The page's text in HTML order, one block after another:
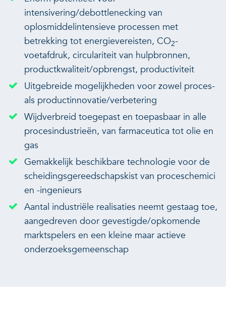
intensivering/debottlenecking van
oplosmiddelintensieve processen met
betrekking tot energievereisten, CO2-
voetafdruk, circulariteit van hulpbronnen,
productkwaliteit/opbrengst, productiviteit
Uitgebreide mogelijkheden voor zowel proces-
als productinnovatie/verbetering
Wijdverbreid toegepast en toepasbaar in alle
procesindustrieën, van farmaceutica tot olie en
gas
Gemakkelijk beschikbare technologie voor de
scheidingsgereedschapskist van proceschemici
en -ingenieurs
Aantal industriële realisaties neemt gestaag toe,
aangedreven door gevestigde/opkomende
marktspelers en een kleine maar actieve
onderzoeksgemeenschap